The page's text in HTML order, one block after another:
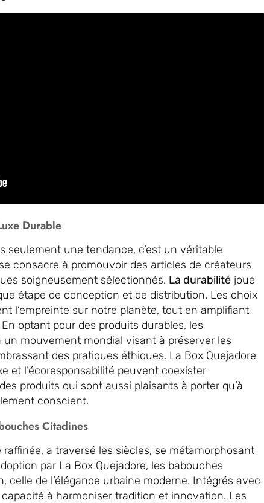
Durable
seulement une tendance, c’est un véritable
consacre à promouvoir des articles de créateurs
soigneusement sélectionnés. La durabilité joue
étape de conception et de distribution. Les choix
l’empreinte sur notre planète, tout en amplifiant
optant pour des produits durables, les
mouvement mondial visant à préserver les
des pratiques éthiques. La Box Quejadore
et l’écoresponsabilité peuvent coexister
produits qui sont aussi plaisants à porter qu’à
conscient.
Citadines
a traversé les siècles, se métamorphosant
par La Box Quejadore, les babouches
celle de l’élégance urbaine moderne. Intégrés avec
à harmoniser tradition et innovation. Les